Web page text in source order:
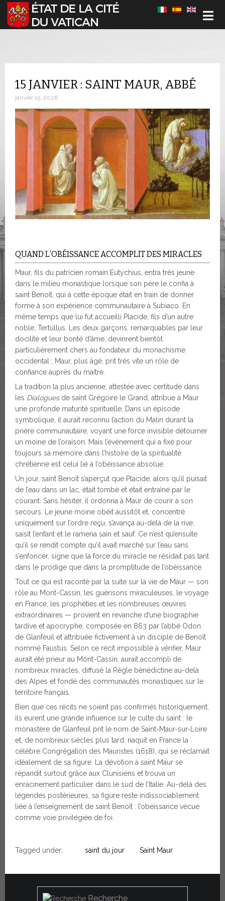
Sélectionnez votre langue
15 JANVIER : SAINT MAUR, ABBÉ
janvier 15, 2026
QUAND L’OBÉISSANCE ACCOMPLIT DES MIRACLES
Maur, fils du patricien romain Eutychius, entra très jeune
dans le milieu monastique lorsque son père le confia à
saint Benoît, qui à cette époque était en train de donner
forme à son expérience communautaire à Subiaco. En
même temps que lui fut accueilli Placide, fils d’un autre
noble, Tertullus. Les deux garçons, remarquables par leur
docilité et leur bonté d’âme, devinrent bientôt
particulièrement chers au fondateur du monachisme
occidental ; Maur, plus âgé, prit très vite un rôle de
confiance auprès du maître.
La tradition la plus ancienne, attestée avec certitude dans
les Dialoguesde saint Grégoire le Grand, attribue à Maur
une profonde maturité spirituelle. Dans un épisode
symbolique, il aurait reconnu l’action du Malin durant la
prière communautaire, voyant une force invisible détourner
un moine de l’oraison. Mais l’événement qui a fixé pour
toujours sa mémoire dans l’histoire de la spiritualité
chrétienne est celui lié à l’obéissance absolue.
Un jour, saint Benoît s’aperçut que Placide, alors qu’il puisait
de l’eau dans un lac, était tombé et était entraîné par le
courant. Sans hésiter, il ordonna à Maur de courir à son
secours. Le jeune moine obéit aussitôt et, concentré
uniquement sur l’ordre reçu, s’avança au-delà de la rive,
saisit l’enfant et le ramena sain et sauf. Ce n’est qu’ensuite
qu’il se rendit compte qu’il avait marché sur l’eau sans
s’enfoncer, signe que la force du miracle ne résidait pas tant
dans le prodige que dans la promptitude de l’obéissance.
Tout ce qui est raconté par la suite sur la vie de Maur — son
rôle au Mont-Cassin, les guérisons miraculeuses, le voyage
en France, les prophéties et les nombreuses œuvres
extraordinaires — provient en revanche d’une biographie
tardive et apocryphe, composée en 863 par l’abbé Odon
de Glanfeuil et attribuée fictivement à un disciple de Benoît
nommé Faustus. Selon ce récit impossible à vérifier, Maur
aurait été prieur au Mont-Cassin, aurait accompli de
nombreux miracles, diffusé la Règle bénédictine au-delà
des Alpes et fondé des communautés monastiques sur le
territoire français.
Bien que ces récits ne soient pas confirmés historiquement,
ils eurent une grande influence sur le culte du saint : le
monastère de Glanfeuil prit le nom de Saint-Maur-sur-Loire
et, de nombreux siècles plus tard, naquit en France la
célèbre Congrégation des Mauristes (1618), qui se réclamait
idéalement de sa figure. La dévotion à saint Maur se
répandit surtout grâce aux Clunisiens et trouva un
enracinement particulier dans le sud de l’Italie. Au-delà des
légendes postérieures, sa figure reste indissociablement
liée à l’enseignement de saint Benoît : l’obéissance vécue
comme voie privilégiée de foi.
Tagged under: saint du jour Saint Maur
Recherche